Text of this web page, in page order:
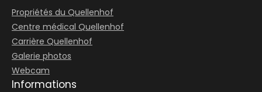
Propriétés du Quellenhof
Centre médical Quellenhof
Carrière Quellenhof
Galerie photos
Webcam
Informations